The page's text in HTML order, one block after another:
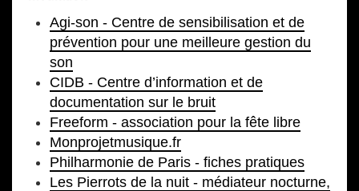
Agi-son - Centre de sensibilisation et de
prévention pour une meilleure gestion du
son
CIDB - Centre d’information et de
documentation sur le bruit
Freeform - association pour la fête libre
Monprojetmusique.fr
Philharmonie de Paris - fiches pratiques
Les Pierrots de la nuit - médiateur nocturne,